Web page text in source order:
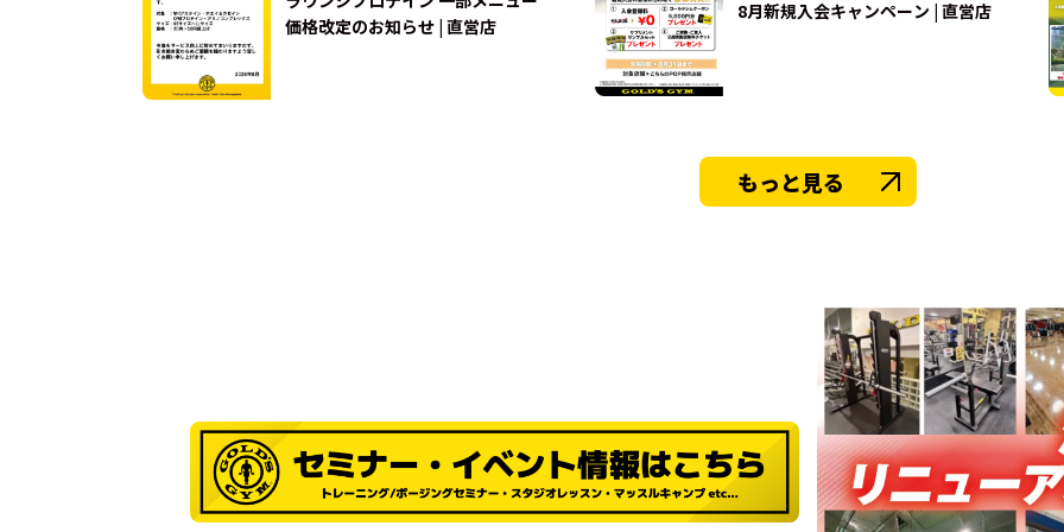
価格改定のお知らせ | 直営店
8月新規入会キャンペーン | 直営店
もっと見る